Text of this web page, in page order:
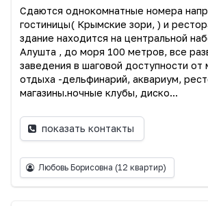
Сдаются однокомнатные номера
гостиницы( Крымские зори, ) и
здание находится на центральной
Алушта , до моря 100 метров, все
заведения в шаговой доступности от
отдыха -дельфинарий, аквариум,
магазины.ночные клубы, диско...
показать контакты
Любовь Борисовна (12 квартир)